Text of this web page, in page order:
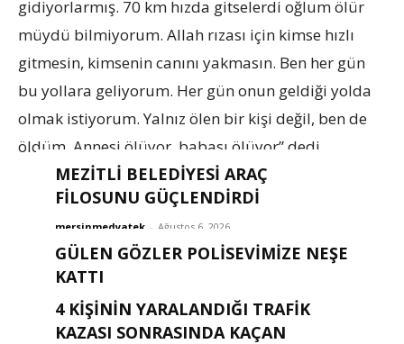
gidiyorlarmış. 70 km hızda gitselerdi oğlum ölür
müydü bilmiyorum. Allah rızası için kimse hızlı
gitmesin, kimsenin canını yakmasın. Ben her gün
bu yollara geliyorum. Her gün onun geldiği yolda
olmak istiyorum. Yalnız ölen bir kişi değil, ben de
öldüm. Annesi ölüyor, babası ölüyor” dedi.
MEZİTLİ BELEDİYESİ ARAÇ
FİLOSUNU GÜÇLENDİRDİ
mersinmedyatek - Ağustos 6, 2026
GÜLEN GÖZLER POLISEVIMIZE NEŞE
KATTI
mersinmedyatek - Ağustos 6, 2026
4 KİŞİNİN YARALANDIĞI TRAFİK
KAZASI SONRASINDA KAÇAN